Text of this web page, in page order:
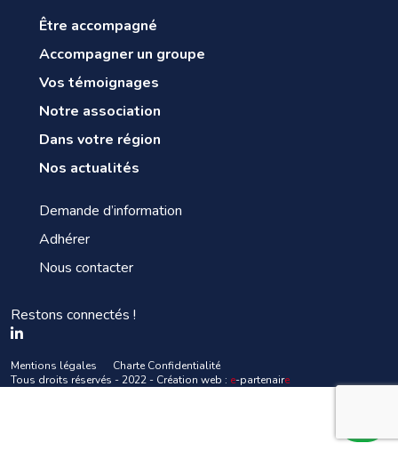
Être accompagné
Accompagner un groupe
Vos témoignages
Notre association
Dans votre région
Nos actualités
Demande d’information
Adhérer
Nous contacter
Restons connectés !
Mentions légales
Charte Confidentialité
Tous droits réservés - 2022 - Création web : e-partenaire